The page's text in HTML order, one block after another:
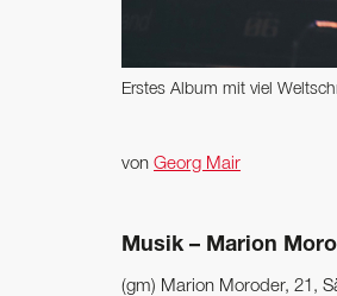
Erstes Album mit viel
von Georg Mair
Musik – Marion
(gm) Marion Moroder, 21,